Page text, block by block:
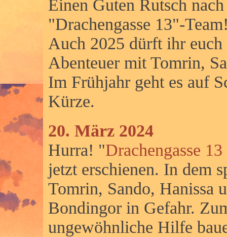
Einen Guten Rutsch
"Drachengasse 13"-
Auch 2025 dürft ihr euch
Abenteuer mit Tomrin,
Im Frühjahr geht es auf
Kürze.
20. März 2024
Hurra! "Drachengasse
jetzt erschienen. In dem
Tomrin, Sando, Hanissa
Bondingor in Gefahr.
ungewöhnliche Hilfe